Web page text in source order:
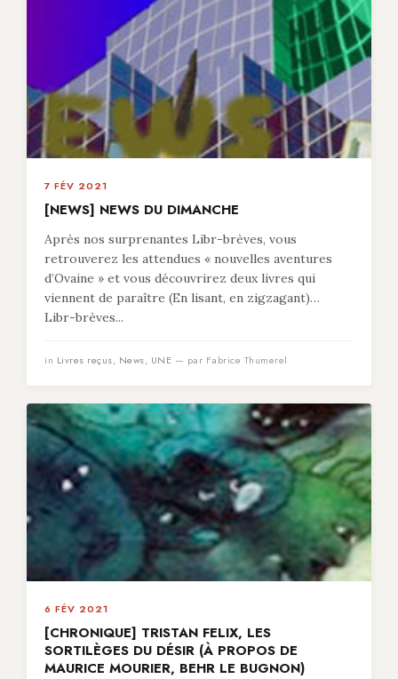
7 FÉV 2021
[NEWS] NEWS DU DIMANCHE
Après nos surprenantes Libr-brèves, vous
retrouverez les attendues « nouvelles aventures
d’Ovaine » et vous découvrirez deux livres qui
viennent de paraître (En lisant, en zigzagant)…
Libr-brèves...
in Livres reçus, News, UNE — par Fabrice Thumerel
6 FÉV 2021
[CHRONIQUE] TRISTAN FELIX, LES
SORTILÈGES DU DÉSIR (À PROPOS DE
MAURICE MOURIER, BEHR LE BUGNON)